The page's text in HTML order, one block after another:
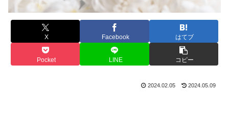
X Facebook はてブ
Pocket LINE コピー
2024.02.05 2024.05.09